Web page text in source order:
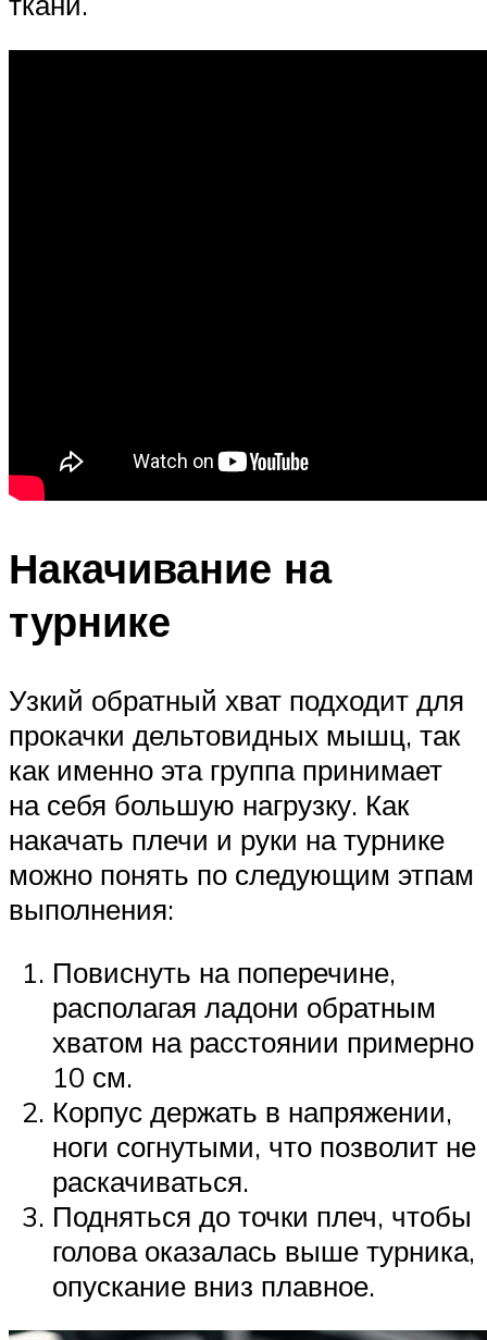
Накачивание на
турнике
Узкий обратный хват подходит для
прокачки дельтовидных мышц, так
как именно эта группа принимает
на себя большую нагрузку. Как
накачать плечи и руки на турнике
можно понять по следующим этпам
выполнения:
Повиснуть на поперечине,
располагая ладони обратным
хватом на расстоянии примерно
10 см.
Корпус держать в напряжении,
ноги согнутыми, что позволит не
раскачиваться.
Подняться до точки плеч, чтобы
голова оказалась выше турника,
опускание вниз плавное.